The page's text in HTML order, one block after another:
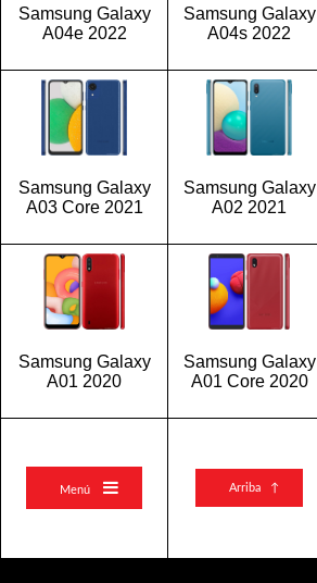
Samsung Galaxy
A04e 2022
Samsung Galaxy
A04s 2022
Samsung Galaxy
A03 Core 2021
Samsung Galaxy
A02 2021
Samsung Galaxy
A01 2020
Samsung Galaxy
A01 Core 2020
Menú  Arriba ↑